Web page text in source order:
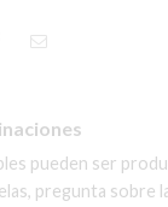
pueden ser
pregunta sobre